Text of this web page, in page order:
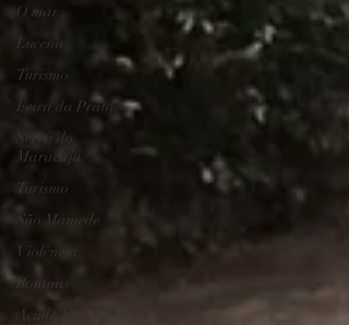
O mar
Lucena
Turismo
Feira da Prata
Serra do
Maracajá
Turismo
São Mamede
Violência
Boninas
Açude Novo